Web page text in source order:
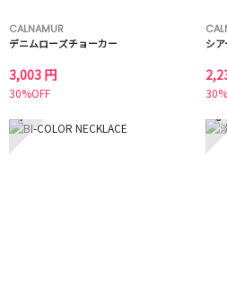
CALNAMUR
デニムローズチョーカー
3,003 円
30%OFF
シ
7 8